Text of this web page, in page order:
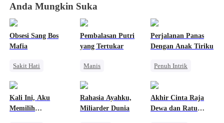
Anda Mungkin Suka
Obsesi Sang Bos
Mafia
Sakit Hati
Mengejar Istri
Pembalasan Putri
yang Tertukar
Manis
Perjalanan Panas
Dengan Anak Tiriku
Penuh Intrik
Perselingkuhan
Kali Ini, Aku
Memilih
Rahasia Ayahku,
Miliarder Dunia
Akhir Cinta Raja
Dewa dan Ratu